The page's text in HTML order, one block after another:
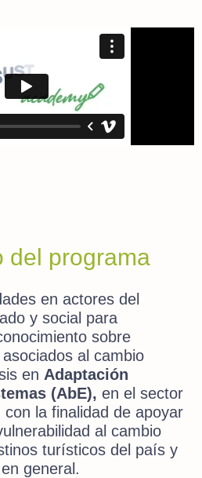
del programa
en actores del
y social para
sobre
al cambio
en Adaptación
(AbE), en el sector
la finalidad de apoyar
al cambio
turísticos del país y
general.